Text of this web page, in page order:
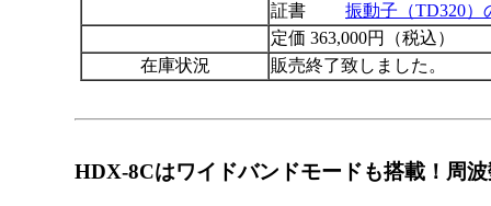
証書
振動子（TD320）
定価 363,000円（税込）
在庫状況
販売終了致しました。
HDX-8Cはワイドバンドモードも搭載！周